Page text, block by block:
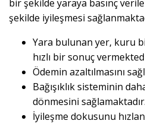
bir şekilde yaraya basınç
şekilde iyileşmesi
Yara bulunan yer, kuru
hızlı bir sonuç
Ödemin azaltılmasını
Bağışıklık sisteminin
dönmesini sağlamaktadır.
İyileşme dokusunu